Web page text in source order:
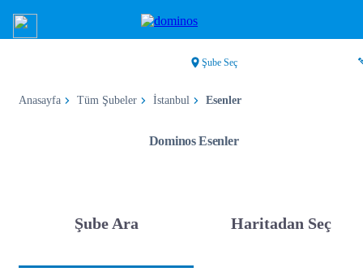
Şube Seç
Anasayfa Tüm Şubeler İstanbul Esenler
Dominos Esenler
Şube Ara Haritadan Seç